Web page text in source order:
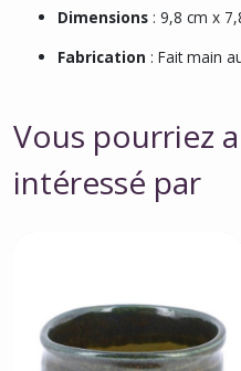
Dimensions : 9,8 cm x
Fabrication : Fait main
Vous pourriez
intéressé par